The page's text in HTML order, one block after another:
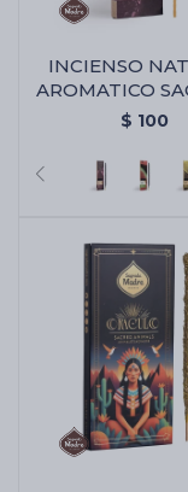
INCIENSO
AROMATICO
MADRE -
$ 100